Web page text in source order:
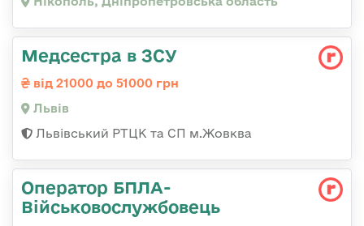
Медсестра в ЗСУ
від 21000 до 51000 грн
Львів
Львівський РТЦК та СП м.Жовква
Оператор БПЛА-
Військовослужбовець